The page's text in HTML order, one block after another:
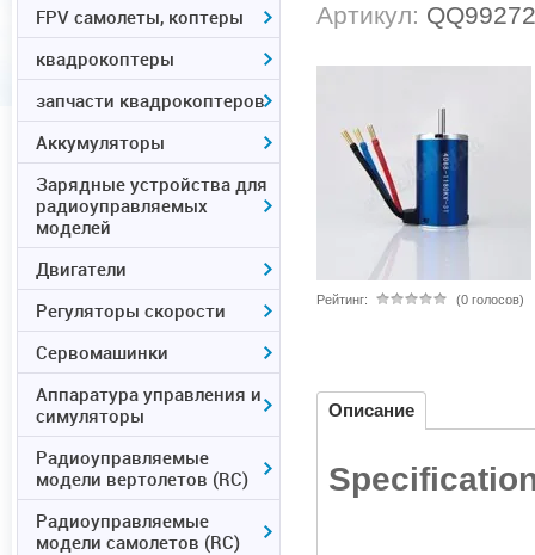
Артикул: QQ99272
Рейтинг: (0 голосов)
Описание
FPV самолеты, коптеры
квадрокоптеры
запчасти квадрокоптеров
Аккумуляторы
Зарядные устройства для
радиоуправляемых
моделей
Двигатели
Регуляторы скорости
Сервомашинки
Аппаратура управления и
симуляторы
Радиоуправляемые
модели вертолетов (RC)
Радиоуправляемые
модели самолетов (RC)